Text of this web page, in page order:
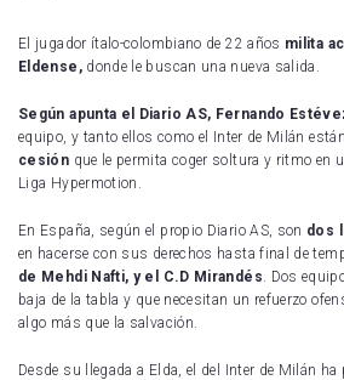
El jugador ítalo-colombiano de 22 años milita
Eldense,donde le buscan una nueva salida.
Según apunta el Diario AS, Fernando
equipo, y tanto ellos como el Inter de Milán
cesión que le permita coger soltura y ritmo en
Liga Hypermotion.
En España, según el propio Diario AS, son dos
en hacerse con sus derechos hasta final de
de Mehdi Nafti, y el C.D Mirandés . Dos
baja de la tabla y que necesitan un refuerzo
algo más que la salvación.
Desde su llegada a Elda, el del Inter de Milán ha